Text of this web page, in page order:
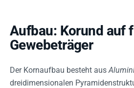
Aufbau: Korund auf
Gewebeträger
Der Kornaufbau besteht aus
dreidimensionalen